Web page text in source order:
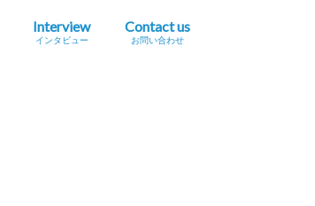
Interview
インタビュー
Contact us
お問い合わせ